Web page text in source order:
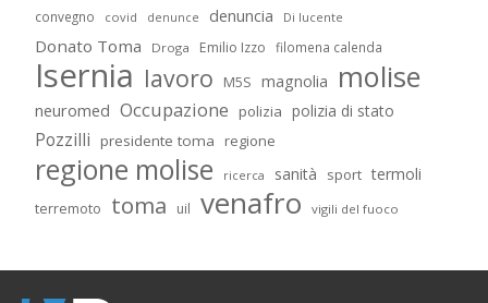
convegno covid denunce denuncia Di lucente
Donato Toma Droga Emilio Izzo filomena calenda
Isernia lavoro M5S magnolia molise
neuromed Occupazione polizia polizia di stato
Pozzilli presidente toma regione
regione molise ricerca sanità sport termoli
terremoto toma uil venafro vigili del fuoco